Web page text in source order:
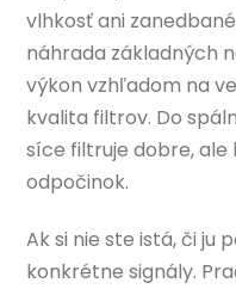
vlhkosť ani
náhrada základných
výkon vzhľadom na
kvalita filtrov. Do
síce filtruje dobre, ale
odpočinok.
Ak si nie ste istá, či ju
konkrétne signály.